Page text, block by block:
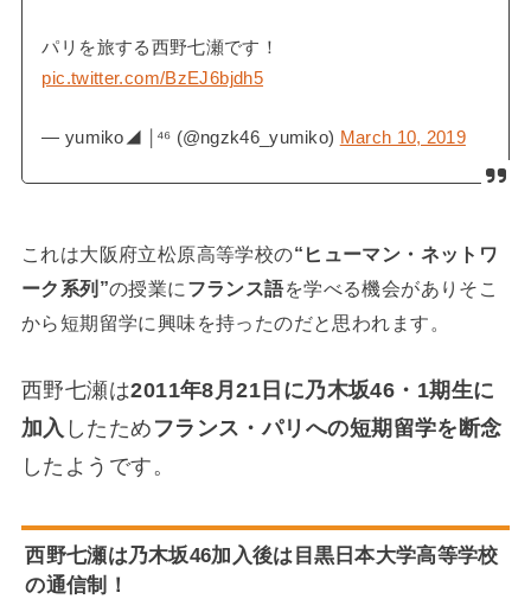
パリを旅する西野七瀬です！
pic.twitter.com/BzEJ6bjdh5
— yumiko◢ ￨⁴⁶ (@ngzk46_yumiko) March 10, 2019
これは大阪府立松原高等学校の“ヒューマン・ネットワ
ーク系列”の授業に フランス語を学べる機会がありそこ
から短期留学に興味を持ったのだと思われます。
西野七瀬は2011年8月21日に乃木坂46・1期生に
加入 したため フランス・パリへの短期留学を断念
したようです。
西野七瀬は乃木坂46加入後は目黒日本大学高等学校
の通信制！